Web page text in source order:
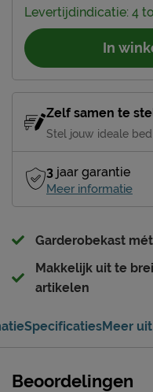
Levertijdindicatie: 4
In
Zelf samen te
Stel jouw ideale
3 jaar garantie
Meer informatie
Garderobekast
Makkelijk uit te
artikelen
SpecificatiesMeer
Beoordelingen